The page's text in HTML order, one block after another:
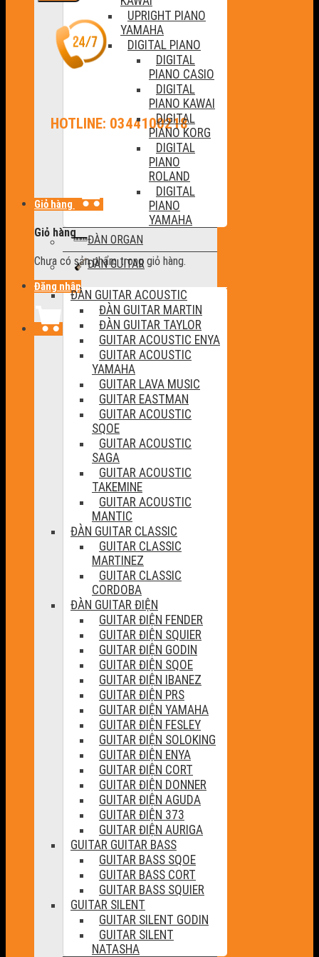
HOTLINE: 0344100218
Giỏ hàng
Giỏ hàng
Chưa có sản phẩm trong giỏ hàng.
Đăng nhập
UPRIGHT PIANO
YAMAHA
DIGITAL PIANO
DIGITAL
PIANO CASIO
DIGITAL
PIANO KAWAI
DIGITAL
PIANO KORG
DIGITAL
PIANO
ROLAND
DIGITAL
PIANO
YAMAHA
ĐÀN ORGAN
ĐÀN GUITAR
ĐÀN GUITAR ACOUSTIC
ĐÀN GUITAR MARTIN
ĐÀN GUITAR TAYLOR
GUITAR ACOUSTIC ENYA
GUITAR ACOUSTIC
YAMAHA
GUITAR LAVA MUSIC
GUITAR EASTMAN
GUITAR ACOUSTIC
SQOE
GUITAR ACOUSTIC
SAGA
GUITAR ACOUSTIC
TAKEMINE
GUITAR ACOUSTIC
MANTIC
ĐÀN GUITAR CLASSIC
GUITAR CLASSIC
MARTINEZ
GUITAR CLASSIC
CORDOBA
ĐÀN GUITAR ĐIỆN
GUITAR ĐIỆN FENDER
GUITAR ĐIỆN SQUIER
GUITAR ĐIỆN GODIN
GUITAR ĐIỆN SQOE
GUITAR ĐIỆN IBANEZ
GUITAR ĐIỆN PRS
GUITAR ĐIỆN YAMAHA
GUITAR ĐIỆN FESLEY
GUITAR ĐIỆN SOLOKING
GUITAR ĐIỆN ENYA
GUITAR ĐIỆN CORT
GUITAR ĐIỆN DONNER
GUITAR ĐIỆN AGUDA
GUITAR ĐIỆN 373
GUITAR ĐIỆN AURIGA
GUITAR GUITAR BASS
GUITAR BASS SQOE
GUITAR BASS CORT
GUITAR BASS SQUIER
GUITAR SILENT
GUITAR SILENT GODIN
GUITAR SILENT
NATASHA